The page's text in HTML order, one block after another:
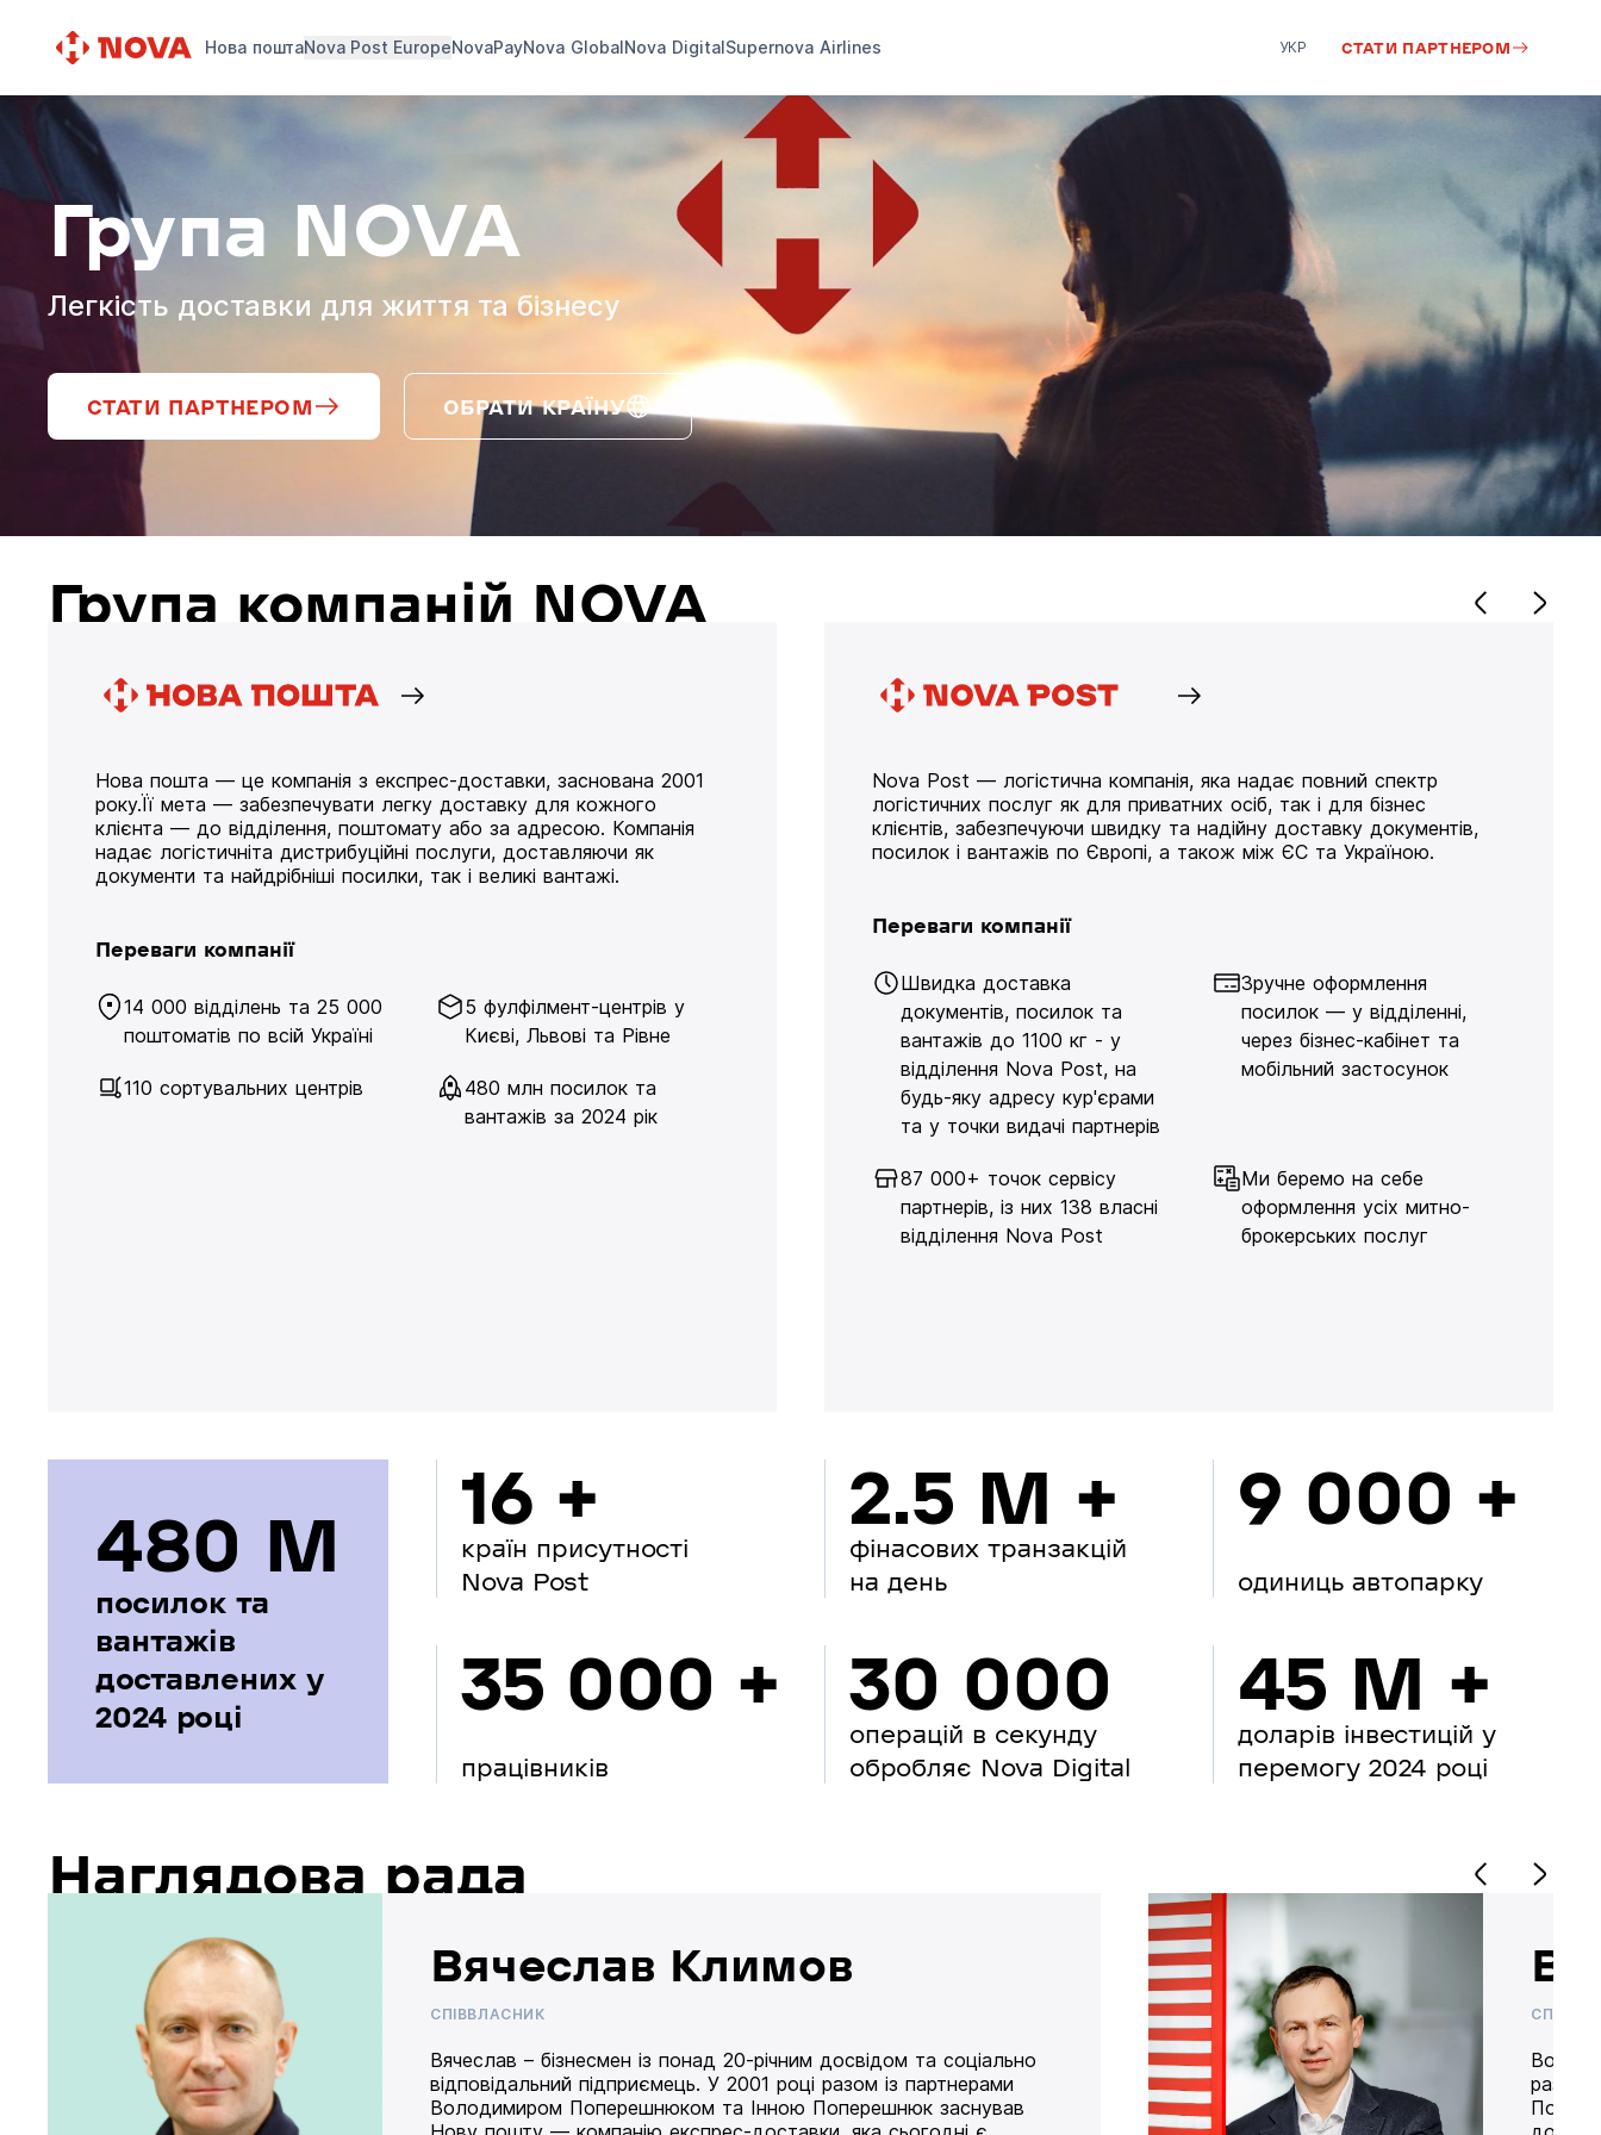
Нова поштаNova Post EuropeNovaPayNova GlobalNova DigitalSupernova Airlines УКР СТАТИ ПАРТНЕРОМ
Група NOVA
Легкість доставки для життя та бізнесу
СТАТИ ПАРТНЕРОМ ОБРАТИ КРАЇНУ
Група компаній NOVA
Нова пошта — це компанія з експрес-доставки, заснована 2001
року.Її мета — забезпечувати легку доставку для кожного
клієнта — до відділення, поштомату або за адресою. Компанія
надає логістичніта дистрибуційні послуги, доставляючи як
документи та найдрібніші посилки, так і великі вантажі.
Переваги компанії
14 000 відділень та 25 000
поштоматів по всій Україні
5 фулфілмент-центрів у
Києві, Львові та Рівне
110 сортувальних центрів
480 млн посилок та
вантажів за 2024 рік
Nova Post — логістична компанія, яка надає повний спектр
логістичних послуг як для приватних осіб, так і для бізнес
клієнтів, забезпечуючи швидку та надійну доставку документів,
посилок і вантажів по Європі, а також між ЄС та Україною.
Переваги компанії
Швидка доставка
документів, посилок та
вантажів до 1100 кг - у
відділення Nova Post, на
будь-яку адресу кур'єрами
та у точки видачі партнерів
Зручне оформлення
посилок — у відділенні,
через бізнес-кабінет та
мобільний застосунок
87 000+ точок сервісу
партнерів, із них 138 власні
відділення Nova Post
Ми беремо на себе
оформлення усіх митно-
брокерських послуг
480 М
посилок та
вантажів
доставлених у
2024 році
16 +
країн присутності
Nova Post
35 000 +
працівників
2.5 M +
фінасових транзакцій
на день
30 000
операцій в секунду
обробляє Nova Digital
9 000 +
одиниць автопарку
45 M +
доларів інвестицій у
перемогу 2024 році
Наглядова рада
Вячеслав Климов
СПІВВЛАСНИК
Вячеслав – бізнесмен із понад 20-річним досвідом та соціально
відповідальний підприємець. У 2001 році разом із партнерами
Володимиром Поперешнюком та Інною Поперешнюк заснував
разом